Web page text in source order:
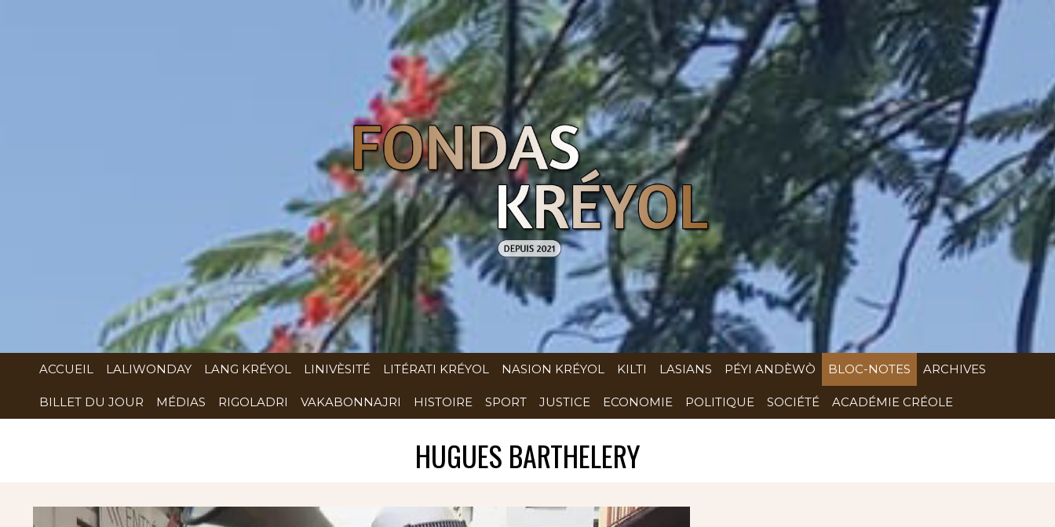
ACCUEIL LALIWONDAY LANG KRÉYOL LINIVÈSITÉ LITÉRATI KRÉYOL NASION KRÉYOL KILTI LASIANS PÉYI ANDÈWÒ BLOC-NOTES ARCHIVES
BILLET DU JOUR MÉDIAS RIGOLADRI VAKABONNAJRI HISTOIRE SPORT JUSTICE ECONOMIE POLITIQUE SOCIÉTÉ ACADÉMIE CRÉOLE
HUGUES BARTHELERY